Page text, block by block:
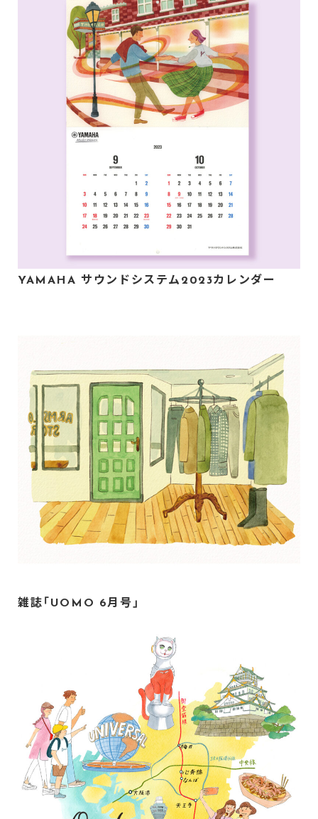
YAMAHA サウンドシステム2023カレンダー
雑誌「UOMO 6月号」